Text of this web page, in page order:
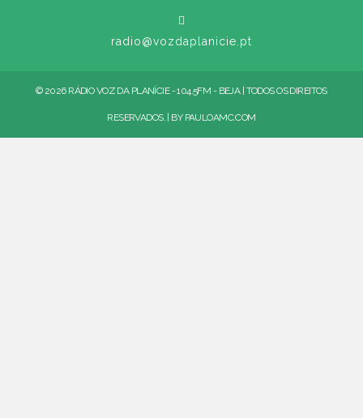
radio@vozdaplanicie.pt
© 2026 RÁDIO VOZ DA PLANÍCIE - 104.5FM - BEJA | TODOS OS DIREITOS
RESERVADOS. | BY PAULOAMC.COM